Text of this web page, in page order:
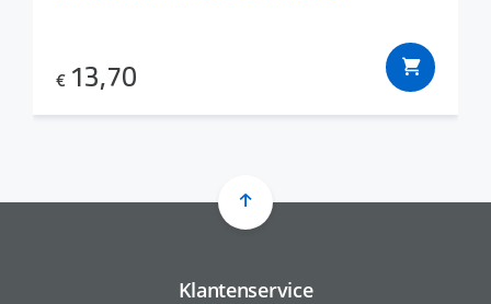
€ 13,70
Klantenservice